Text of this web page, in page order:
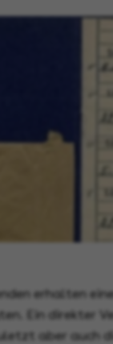
erhalten
Ein direkter
aber auch